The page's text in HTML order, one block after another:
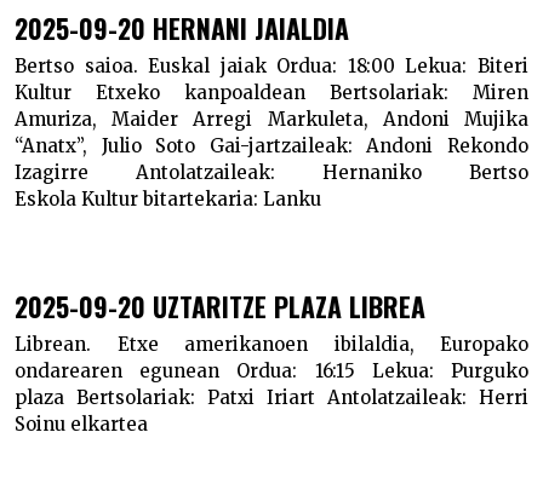
2025-09-20 HERNANI JAIALDIA
Bertso saioa. Euskal jaiak Ordua: 18:00Lekua: Biteri
Kultur Etxeko kanpoaldean Bertsolariak: Miren
Amuriza, Maider Arregi Markuleta, Andoni Mujika
“Anatx”, Julio Soto Gai-jartzaileak: Andoni Rekondo
Izagirre Antolatzaileak: Hernaniko Bertso
Eskola Kultur bitartekaria: Lanku
2025-09-20 UZTARITZE PLAZA LIBREA
Librean. Etxe amerikanoen ibilaldia, Europako
ondarearen egunean
Ordua: 16:15 Lekua: Purguko
plaza Bertsolariak: Patxi Iriart Antolatzaileak: Herri
Soinu elkartea